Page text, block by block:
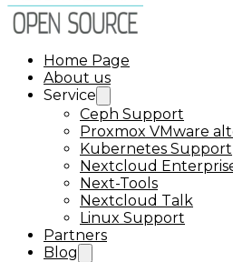
Home Page
About us
Service
Ceph Support
Proxmox VMware
Kubernetes Support
Nextcloud
Next-Tools
Nextcloud Talk
Linux Support
Partners
Blog